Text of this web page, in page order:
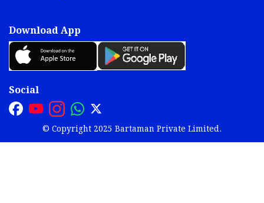
Download App
Social
© Copyright 2025 Bartaman Private Limited.